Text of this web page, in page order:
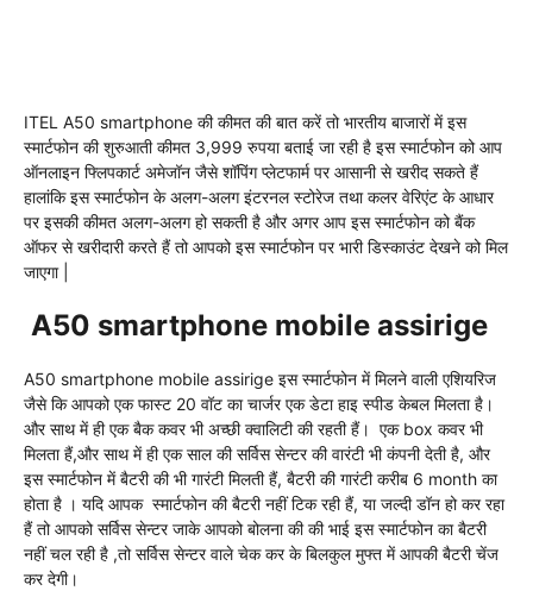
ITEL A50 smartphone की कीमत की बात करें तो भारतीय बाजारों में इस
स्मार्टफोन की शुरुआती कीमत 3,999 रुपया बताई जा रही है इस स्मार्टफोन को आप
ऑनलाइन फ्लिपकार्ट अमेजॉन जैसे शॉपिंग प्लेटफार्म पर आसानी से खरीद सकते हैं
हालांकि इस स्मार्टफोन के अलग-अलग इंटरनल स्टोरेज तथा कलर वेरिएंट के आधार
पर इसकी कीमत अलग-अलग हो सकती है और अगर आप इस स्मार्टफोन को बैंक
ऑफर से खरीदारी करते हैं तो आपको इस स्मार्टफोन पर भारी डिस्काउंट देखने को मिल
जाएगा |
A50 smartphone mobile assirige
A50 smartphone mobile assirige इस स्मार्टफोन में मिलने वाली एशियरिज
जैसे कि आपको एक फास्ट 20 वॉट का चार्जर एक डेटा हाइ स्पीड केबल मिलता है।
और साथ में ही एक बैक कवर भी अच्छी क्वालिटी की रहती हैं। एक box कवर भी
मिलता हैं,और साथ में ही एक साल की सर्विस सेन्टर की वारंटी भी कंपनी देती है, और
इस स्मार्टफोन में बैटरी की भी गारंटी मिलती हैं, बैटरी की गारंटी करीब 6 month का
होता है । यदि आपक स्मार्टफोन की बैटरी नहीं टिक रही हैं, या जल्दी डॉन हो कर रहा
हैं तो आपको सर्विस सेन्टर जाके आपको बोलना की की भाई इस स्मार्टफोन का बैटरी
नहीं चल रही है ,तो सर्विस सेन्टर वाले चेक कर के बिलकुल मुफ्त में आपकी बैटरी चेंज
कर देगी।